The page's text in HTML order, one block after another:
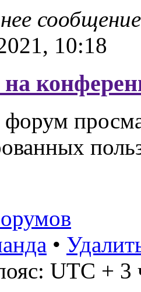
10:18
на
форум
•
UTC + 3